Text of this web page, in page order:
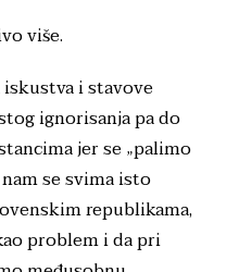
više.
i stavove
ignorisanja pa do
jer se „palimo
se svima isto
republikama,
problem i da pri